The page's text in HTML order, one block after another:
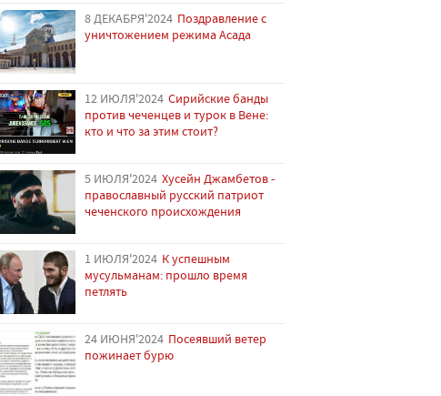
8 ДЕКАБРЯ'2024 Поздравление с
уничтожением режима Асада
12 ИЮЛЯ'2024 Сирийские банды
против чеченцев и турок в Вене:
кто и что за этим стоит?
5 ИЮЛЯ'2024 Хусейн Джамбетов -
православный русский патриот
чеченского происхождения
1 ИЮЛЯ'2024 К успешным
мусульманам: прошло время
петлять
24 ИЮНЯ'2024 Посеявший ветер
пожинает бурю